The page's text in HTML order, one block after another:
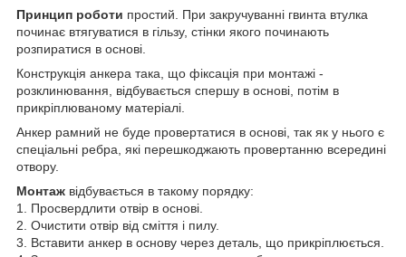
Принцип роботи простий. При закручуванні гвинта втулка
починає втягуватися в гільзу, стінки якого починають
розпиратися в основі.
Конструкція анкера така, що фіксація при монтажі -
розклинювання, відбувається спершу в основі, потім в
прикріплюваному матеріалі.
Анкер рамний не буде провертатися в основі, так як у нього є
спеціальні ребра, які перешкоджають провертанню всередині
отвору.
Монтаж відбувається в такому порядку:
1. Просвердлити отвір в основі.
2. Очистити отвір від сміття і пилу.
3. Вставити анкер в основу через деталь, що прикріплюється.